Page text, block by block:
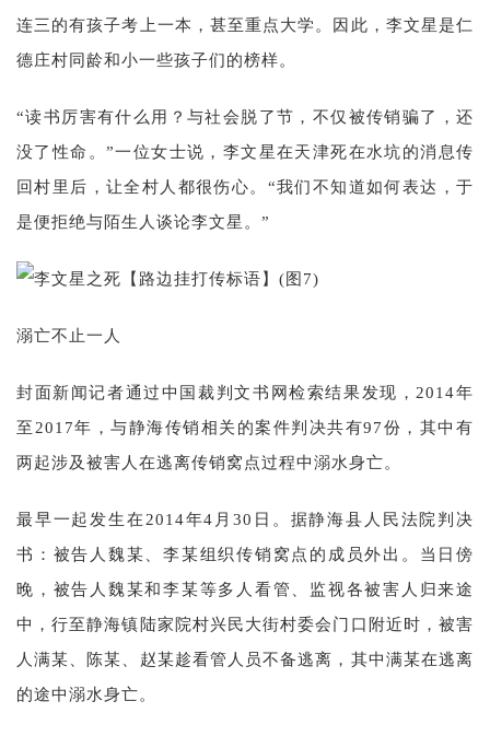
连三的有孩子考上一本，甚至重点大学。因此，李文星是仁
德庄村同龄和小一些孩子们的榜样。
“读书厉害有什么用？与社会脱了节，不仅被传销骗了，还
没了性命。”一位女士说，李文星在天津死在水坑的消息传
回村里后，让全村人都很伤心。“我们不知道如何表达，于
是便拒绝与陌生人谈论李文星。”
溺亡不止一人
封面新闻记者通过中国裁判文书网检索结果发现，2014年
至2017年，与静海传销相关的案件判决共有97份，其中有
两起涉及被害人在逃离传销窝点过程中溺水身亡。
最早一起发生在2014年4月30日。据静海县人民法院判决
书：被告人魏某、李某组织传销窝点的成员外出。当日傍
晚，被告人魏某和李某等多人看管、监视各被害人归来途
中，行至静海镇陆家院村兴民大街村委会门口附近时，被害
人满某、陈某、赵某趁看管人员不备逃离，其中满某在逃离
的途中溺水身亡。